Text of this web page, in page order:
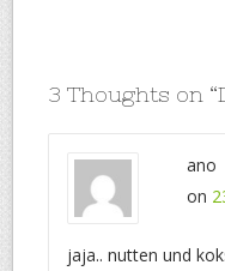
3 Thoughts on “
ano
on
jaja.. nutten und